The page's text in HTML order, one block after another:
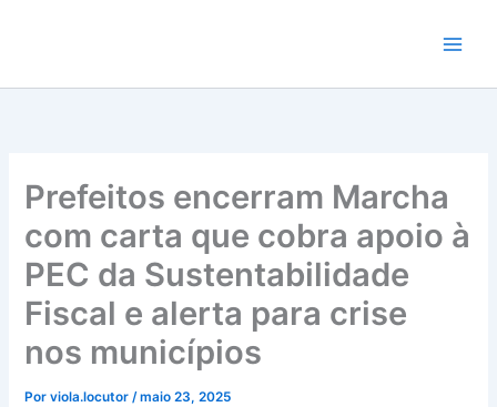
conteúdo
Prefeitos encerram Marcha
com carta que cobra apoio à
PEC da Sustentabilidade
Fiscal e alerta para crise
nos municípios
Porviola.locutor/maio 23, 2025